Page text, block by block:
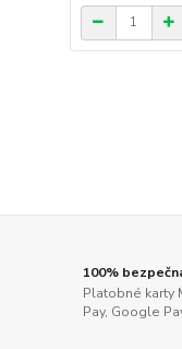
100%
Platobné karty
Pay, Google